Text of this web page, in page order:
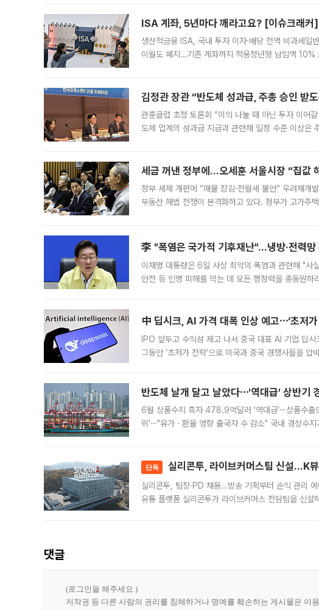
ISA 계좌, 5년마다 깨라고요? [이슈크래커]
생산적금융 ISA, 국내 투자 이자·배당 전액 비과세
이월도 폐지…기존 계좌까지 적용청년형 납입액
김정관 장관 “반도체 성과급, 주총 승인 받
관훈클럽 초청 토론회 “이익 나눌 때 아닌 투자 이어
도체 업계의 성과급 지급과 관련해 일정 수준 이상은
세금 꺼낸 정부에…오세훈 서울시장 “집값
정부 세제 개편에 “매물 잠김·전월세 불안” 우려재개
부동산 해법 전쟁이 본격화하고 있다. 정부가 고가주
李 "폭염은 국가적 기후재난"…냉방·전력
이재명 대통령은 6일 사상 최악의 폭염과 관련해 "사
안전 등 인명 피해를 막는 데 모든 행정력을 총동원
中 딥시크, AI 가격 대폭 인상 예고⋯‘초저가
IPO 앞두고 수익성 제고 나서 중국 대표 AI 기업 딥
그동안 ‘초저가 전략’으로 미국과 중국 경쟁사들을
반도체 날개 달고 날았다⋯'역대급' 상반기
6월 상품수지 흑자 478.9억달러 '역대급'⋯상품수출
위'⋯"유가ㆍ환율 영향 출국자 수 감소" 국내 경상수
단독 실리콘투, 라이브커머스팀 신설…K뷰
실리콘투, 팀장·PD 채용…방송 기획부터 손익 관리
유통 플랫폼 실리콘투가 라이브커머스 전담팀을 신
댓글